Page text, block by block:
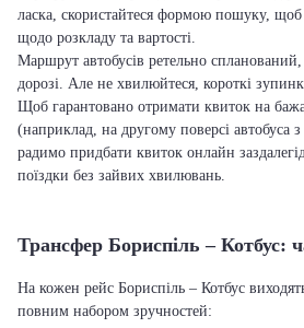
ласка, скористайтеся формою пошуку, щоб
щодо розкладу та вартості.
Маршрут автобусів ретельно
дорозі. Але не хвилюйтеся, короткі
Щоб гарантовано отримати квиток на
(наприклад, на другому поверсі автобуса
радимо придбати квиток онлайн
поїздки без зайвих хвилювань.
Трансфер Бориспіль – Котбус:
На кожен рейс Бориспіль – Котбус
повним набором зручностей: